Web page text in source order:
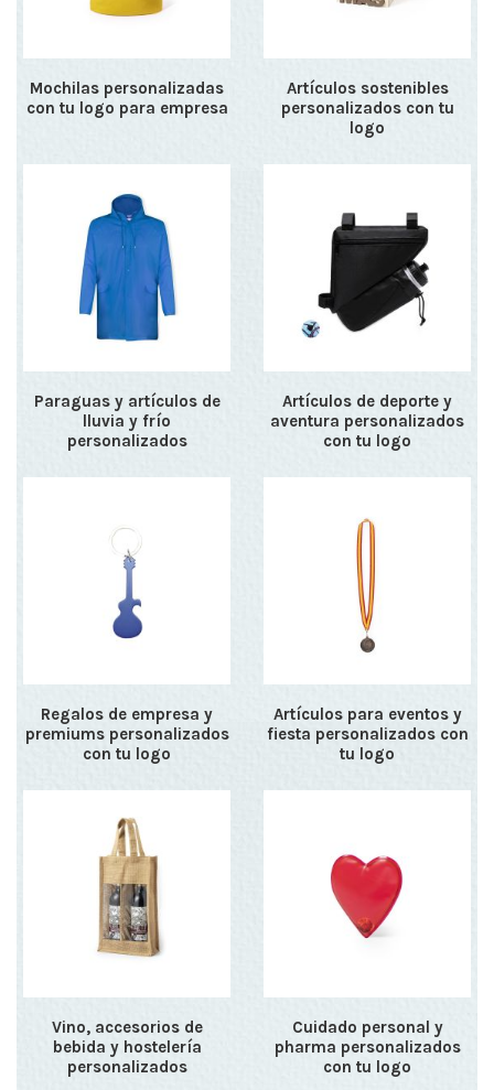
Mochilas personalizadas
con tu logo para empresa
Artículos sostenibles
personalizados con tu
logo
Paraguas y artículos de
lluvia y frío
personalizados
Artículos de deporte y
aventura personalizados
con tu logo
Regalos de empresa y
premiums personalizados
con tu logo
Artículos para eventos y
fiesta personalizados con
tu logo
Vino, accesorios de
bebida y hostelería
personalizados
Cuidado personal y
pharma personalizados
con tu logo